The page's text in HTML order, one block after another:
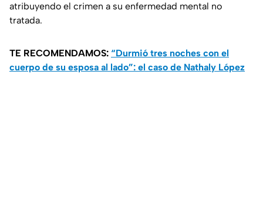
atribuyendo el crimen a su enfermedad mental no
tratada.
TE RECOMENDAMOS: “Durmió tres noches con el
cuerpo de su esposa al lado”: el caso de Nathaly López